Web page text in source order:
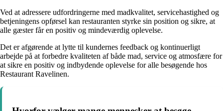
Ved at adressere udfordringerne med madkvalitet, servicehastighed og
betjeningens opførsel kan restauranten styrke sin position og sikre, at
alle gæster får en positiv og mindeværdig oplevelse.
Det er afgørende at lytte til kundernes feedback og kontinuerligt
arbejde på at forbedre kvaliteten af både mad, service og atmosfære for
at sikre en positiv og indbydende oplevelse for alle besøgende hos
Restaurant Ravelinen.